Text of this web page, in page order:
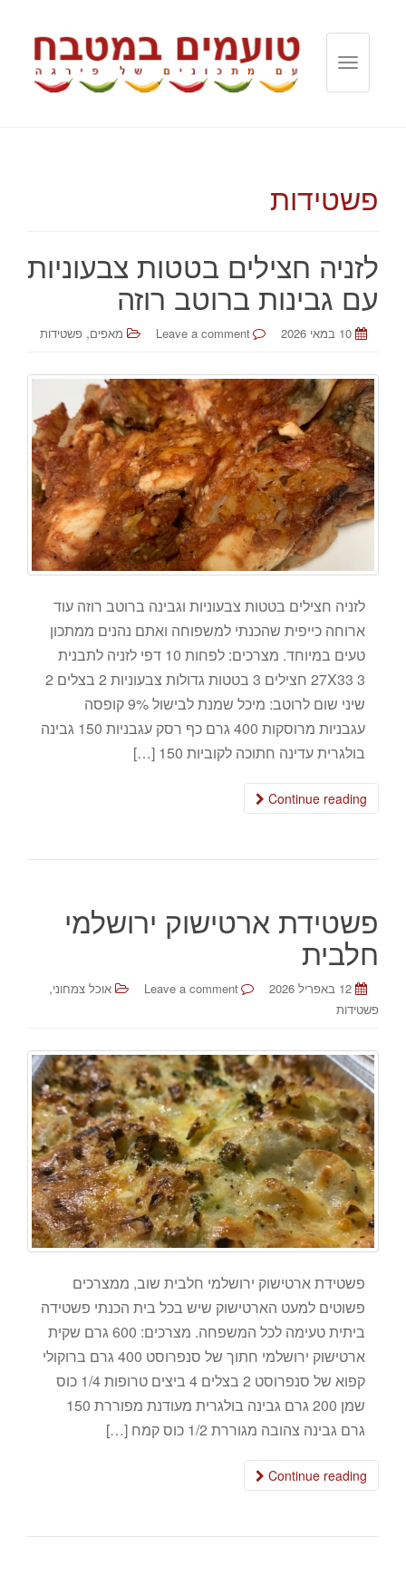
T
n
a
g
a
t
i
n
פשטידות
לזניה חצילים בטטות צבעוניות
עם גבינות ברוטב רוזה
10 במאי 2026 Leave a comment מאפים, פשטידות
לזניה חצילים בטטות צבעוניות וגבינה ברוטב רוזה עוד
ארוחה כייפית שהכנתי למשפוחה ואתם נהנים ממתכון
טעים במיוחד. מצרכים: לפחות 10 דפי לזניה לתבנית
27X33 3 חצילים 3 בטטות גדולות צבעוניות 2 בצלים 2
שיני שום לרוטב: מיכל שמנת לבישול 9% קופסה
עגבניות מרוסקות 400 גרם כף רסק עגבניות 150 גבינה
בולגרית עדינה חתוכה לקוביות 150 […]
Continue reading
פשטידת ארטישוק ירושלמי
חלבית
12 באפריל 2026 Leave a comment אוכל צמחוני,
פשטידות
פשטידת ארטישוק ירושלמי חלבית שוב, ממצרכים
פשוטים למעט הארטישוק שיש בכל בית הכנתי פשטידה
ביתית טעימה לכל המשפחה. מצרכים: 600 גרם שקית
ארטישוק ירושלמי חתוך של סנפרוסט 400 גרם ברוקולי
קפוא של סנפרוסט 2 בצלים 4 ביצים טרופות 1/4 כוס
שמן 200 גרם גבינה בולגרית מעודנת מפוררת 150
גרם גבינה צהובה מגוררת 1/2 כוס קמח […]
Continue reading